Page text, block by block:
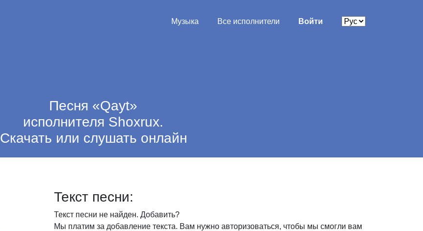
Музыка Все исполнители Войти
Песня «Qayt»
исполнителя Shoxrux.
Скачать или слушать онлайн
Текст песни:
Текст песни не найден. Добавить?
Мы платим за добавление текста. Вам нужно авторизоваться, чтобы мы смогли вам